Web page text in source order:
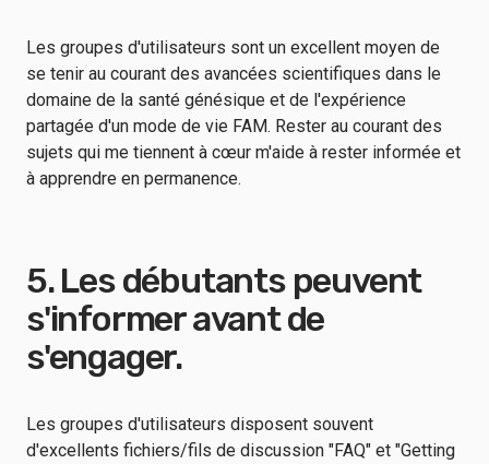
Les groupes d'utilisateurs sont un excellent moyen de
se tenir au courant des avancées scientifiques dans le
domaine de la santé génésique et de l'expérience
partagée d'un mode de vie FAM. Rester au courant des
sujets qui me tiennent à cœur m'aide à rester informée et
à apprendre en permanence.
5. Les débutants peuvent
s'informer avant de
s'engager.
Les groupes d'utilisateurs disposent souvent
d'excellents fichiers/fils de discussion "FAQ" et "Getting